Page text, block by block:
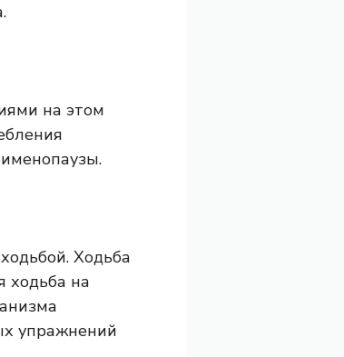
на этом
Ходьба
ходьба на
упражнений